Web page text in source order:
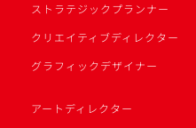
ストラテジックプランナー
クリエイティブディレクター
グラフィックデザイナー
アートディレクター